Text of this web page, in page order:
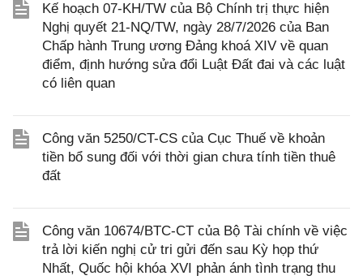
Kế hoạch 07-KH/TW của Bộ Chính trị thực hiện
Nghị quyết 21-NQ/TW, ngày 28/7/2026 của Ban
Chấp hành Trung ương Đảng khoá XIV về quan
điểm, định hướng sửa đổi Luật Đất đai và các luật
có liên quan
Công văn 5250/CT-CS của Cục Thuế về khoản
tiền bổ sung đối với thời gian chưa tính tiền thuê
đất
Công văn 10674/BTC-CT của Bộ Tài chính về việc
trả lời kiến nghị cử tri gửi đến sau Kỳ họp thứ
Nhất, Quốc hội khóa XVI phản ánh tình trạng thu